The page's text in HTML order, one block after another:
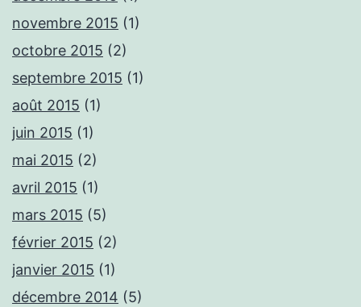
novembre 2015 (1)
octobre 2015 (2)
septembre 2015 (1)
août 2015 (1)
juin 2015 (1)
mai 2015 (2)
avril 2015 (1)
mars 2015 (5)
février 2015 (2)
janvier 2015 (1)
décembre 2014 (5)